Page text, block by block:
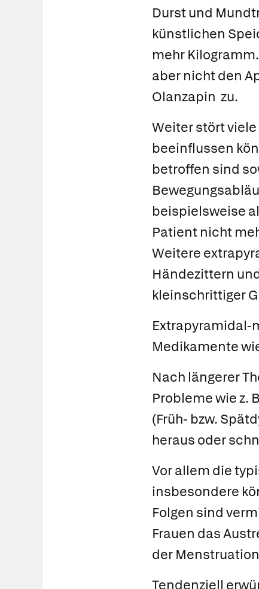
Durst und
künstlichen
mehr
aber nicht den
Olanzapin zu.
Weiter stört
beeinflussen
betroffen sind
beispielsweise
Patient nicht
Weitere
Händezittern
kleinschrittiger
Extrapyramidal-
Medikamente
Nach längerer
Probleme wie z.
(Früh- bzw.
heraus oder
Vor allem die
insbesondere
Folgen sind
Frauen das
der
Tendenziell